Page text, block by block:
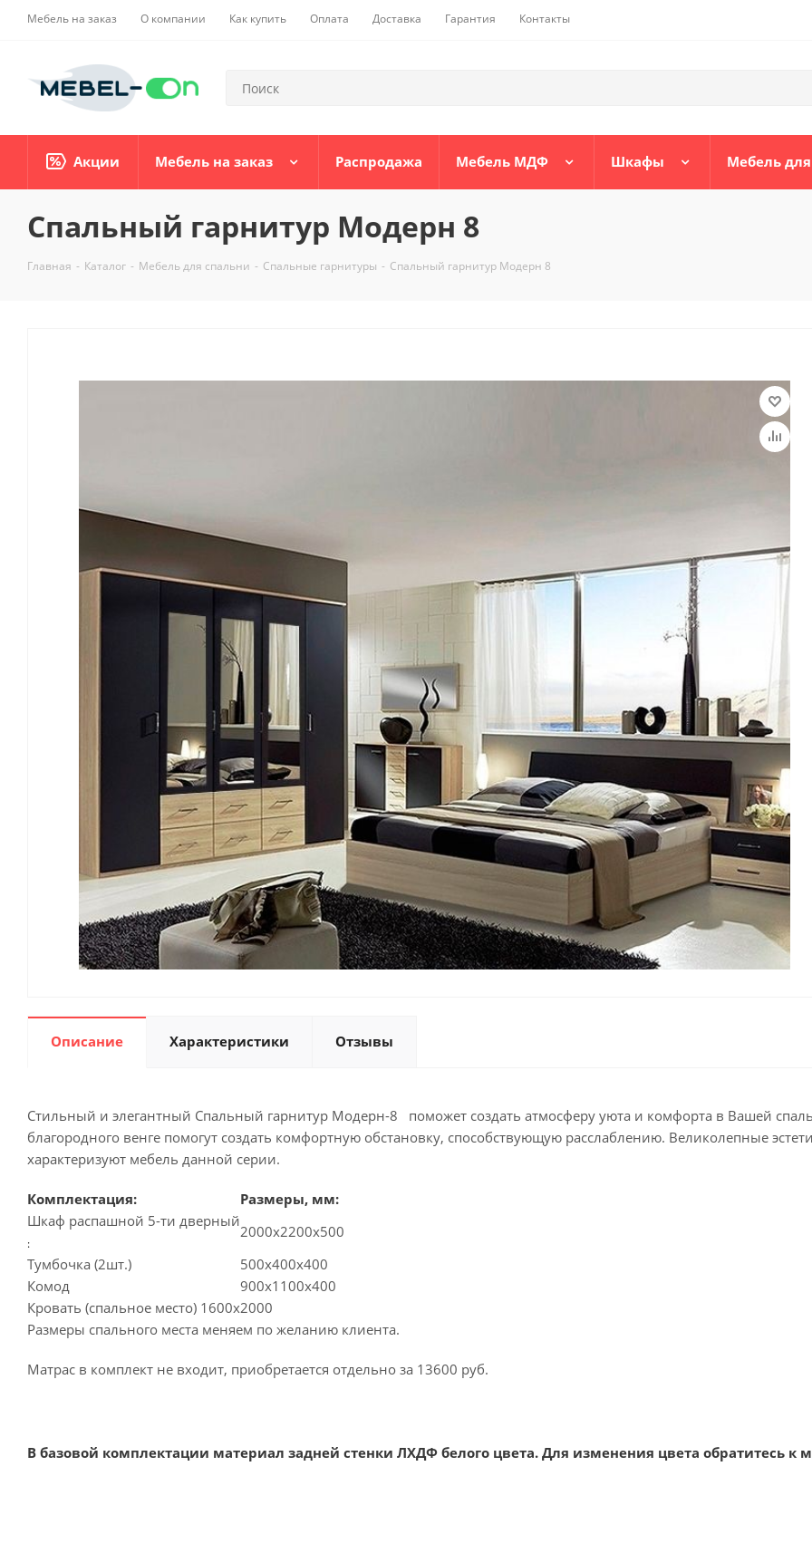
Мебель на заказ О компании Как купить Оплата Доставка Гарантия Контакты
Акции Мебель на заказ Распродажа Мебель МДФ Шкафы Мебель
Спальный гарнитур Модерн 8
Главная - Каталог - Мебель для спальни - Спальные гарнитуры - Спальный гарнитур Модерн 8
Описание Характеристики Отзывы
Стильный и элегантный Спальный гарнитур Модерн-8 поможет создать атмосферу уюта и комфорта в Вашей
благородного венге помогут создать комфортную обстановку, способствующую расслаблению. Великолепные
характеризуют мебель данной серии.
Комплектация:
Размеры, мм:
Шкаф распашной 5-ти дверный
:
2000х2200х500
Тумбочка (2шт.)
500х400х400
Комод
900х1100х400
Кровать (спальное место) 1600х2000
Размеры спального места меняем по желанию клиента.
Матрас в комплект не входит, приобретается отдельно за 13600 руб.
В базовой комплектации материал задней стенки ЛХДФ белого цвета. Для изменения цвета обратитесь к